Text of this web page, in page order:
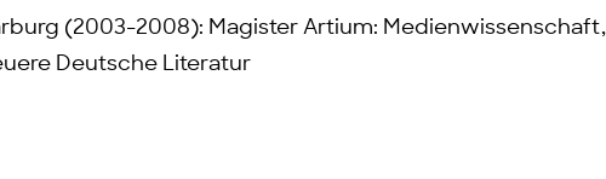
(2003-2008): Magister Artium: Medienwissenschaft,
Deutsche Literatur